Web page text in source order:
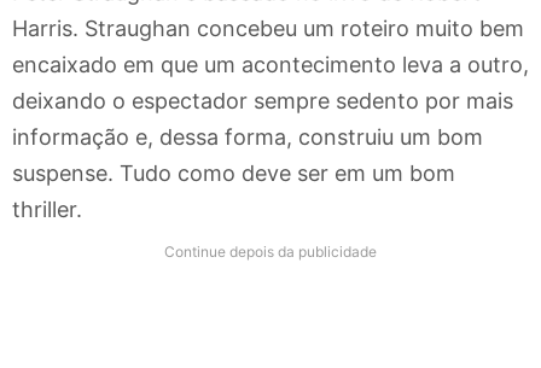
Harris. Straughan concebeu um roteiro muito bem
encaixado em que um acontecimento leva a outro,
deixando o espectador sempre sedento por mais
informação e, dessa forma, construiu um bom
suspense. Tudo como deve ser em um bom
thriller.
Continue depois da publicidade